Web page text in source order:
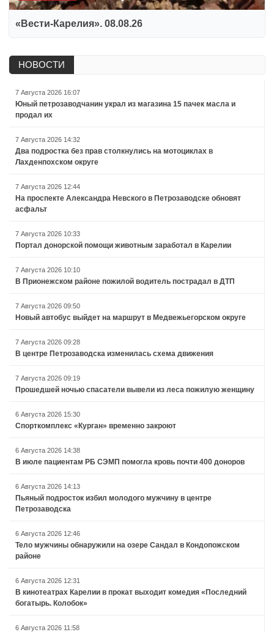
«Вести-Карелия». 08.08.26
НОВОСТИ
7 Августа 2026 16:07
Юный петрозаводчанин украл из магазина 15 пачек масла и
продал их
7 Августа 2026 14:32
Два подростка без прав столкнулись на мотоциклах в
Лахденпохском округе
7 Августа 2026 12:44
На проспекте Александра Невского в Петрозаводске обновят
асфальт
7 Августа 2026 10:33
Портал донорской помощи животным заработал в Карелии
7 Августа 2026 10:10
В Прионежском районе пожилой водитель пострадал в ДТП
7 Августа 2026 09:50
Новый автобус выйдет на маршрут в Медвежьегорском округе
7 Августа 2026 09:28
В центре Петрозаводска изменилась схема движения
7 Августа 2026 09:19
Прошедшей ночью спасатели вывели из леса пожилую женщину
6 Августа 2026 15:30
Спорткомплекс «Курган» временно закроют
6 Августа 2026 14:38
В июле пациентам РБ СЭМП помогла кровь почти 400 доноров
6 Августа 2026 14:13
Пьяный подросток избил молодого мужчину в центре
Петрозаводска
6 Августа 2026 12:46
Тело мужчины обнаружили на озере Сандал в Кондопожском
районе
6 Августа 2026 12:31
В кинотеатрах Карелии в прокат выходит комедия «Последний
богатырь. Колобок»
6 Августа 2026 11:58